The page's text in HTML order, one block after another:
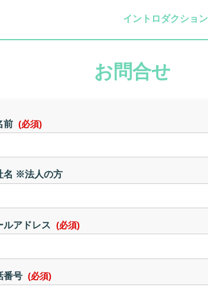
イントロダクション
お問合せ
前 (必須)
名 ※法人の方
ルアドレス (必須)
番号 (必須)